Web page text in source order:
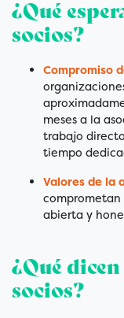
¿Qué
socios?
Compromiso
meses a la
trabajo
tiempo
Valores de la
comprometan
abierta y
¿Qué
socios?